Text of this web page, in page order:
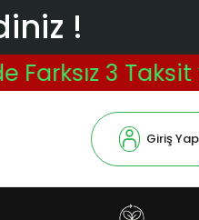
!
3 Taksit
Giriş Yap